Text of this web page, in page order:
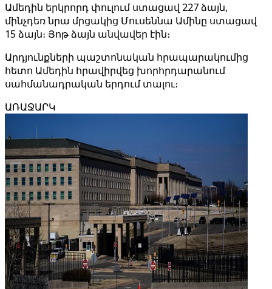
Ամեդին երկրորդ փուլում ստացավ 227 ձայն,
մինչդեռ նրա մրցակից Մուսեննա Ամինը ստացավ
15 ձայն։ Յոթ ձայն անվավեր էին։
Արդյունքների պաշտոնական հրապարակումից
հետո Ամեդին հրավիրվեց խորհրդարանում
սահմանադրական երդում տալու։
ԱՌԱՋԱՐԿ